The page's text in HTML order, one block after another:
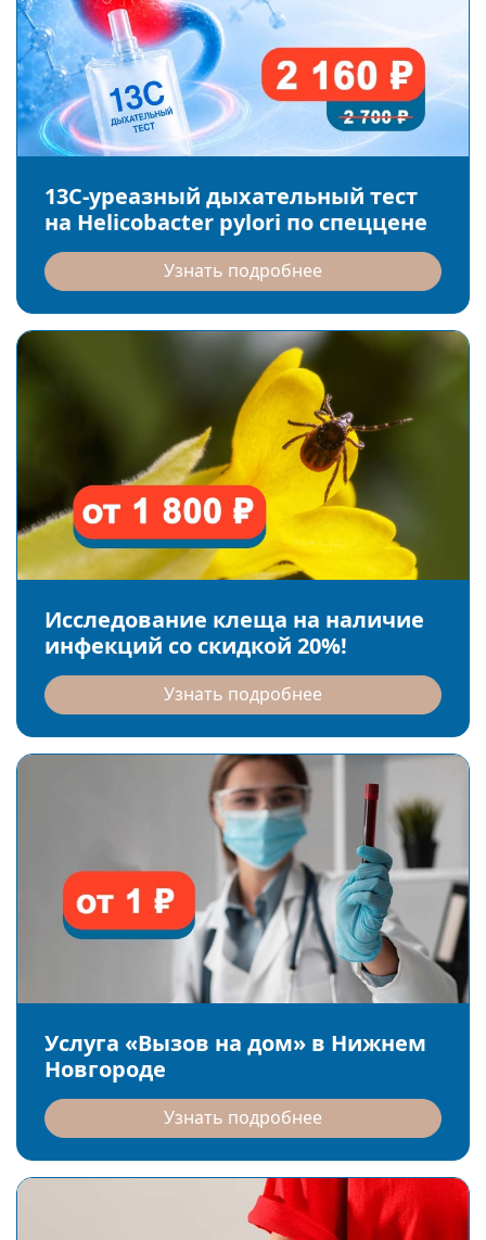
13С-уреазный дыхательный тест
на Helicobacter pylori по спеццене
Узнать подробнее
Исследование клеща на наличие
инфекций со скидкой 20%!
Узнать подробнее
Услуга «Вызов на дом» в Нижнем
Новгороде
Узнать подробнее